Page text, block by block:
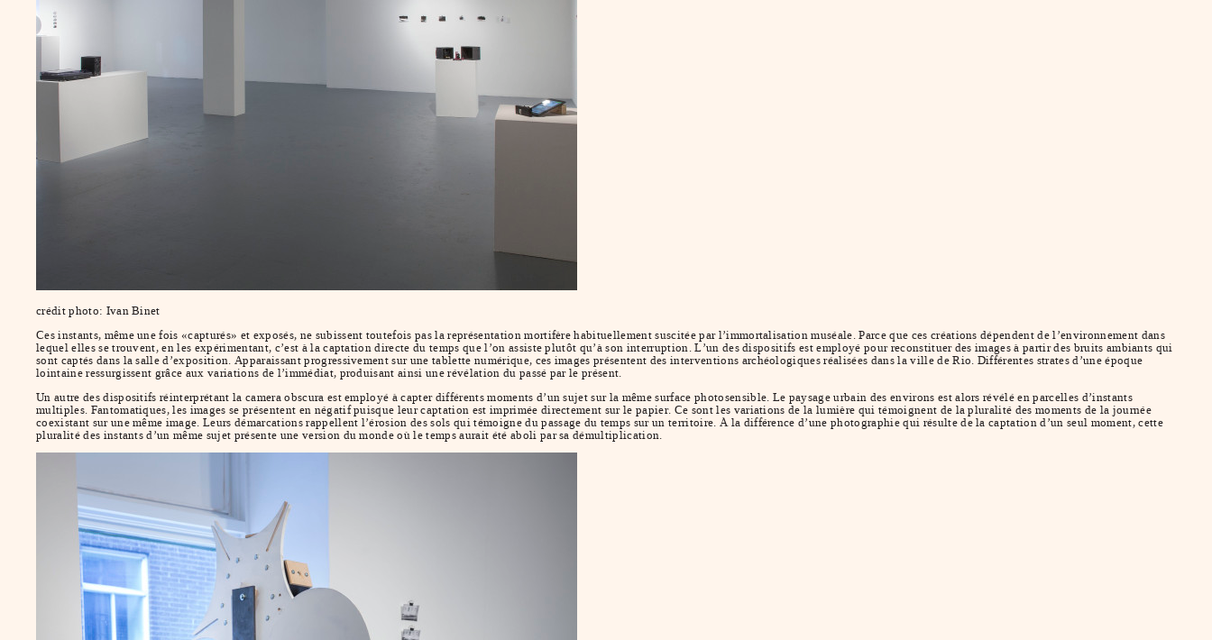
crédit photo: Ivan Binet
Ces instants, même une fois «capturés» et exposés, ne subissent toutefois pas la représentation mortifère habituellement suscitée par l’immortalisation muséale. Parce que ces créations dépendent de l’environnement dans
lequel elles se trouvent, en les expérimentant, c’est à la captation directe du temps que l’on assiste plutôt qu’à son interruption. L’un des dispositifs est employé pour reconstituer des images à partir des bruits ambiants qui
sont captés dans la salle d’exposition. Apparaissant progressivement sur une tablette numérique, ces images présentent des interventions archéologiques réalisées dans la ville de Rio. Différentes strates d’une époque
lointaine ressurgissent grâce aux variations de l’immédiat, produisant ainsi une révélation du passé par le présent.
Un autre des dispositifs réinterprétant la camera obscura est employé à capter différents moments d’un sujet sur la même surface photosensible. Le paysage urbain des environs est alors révélé en parcelles d’instants
multiples. Fantomatiques, les images se présentent en négatif puisque leur captation est imprimée directement sur le papier. Ce sont les variations de la lumière qui témoignent de la pluralité des moments de la journée
coexistant sur une même image. Leurs démarcations rappellent l’érosion des sols qui témoigne du passage du temps sur un territoire. À la différence d’une photographie qui résulte de la captation d’un seul moment, cette
pluralité des instants d’un même sujet présente une version du monde où le temps aurait été aboli par sa démultiplication.